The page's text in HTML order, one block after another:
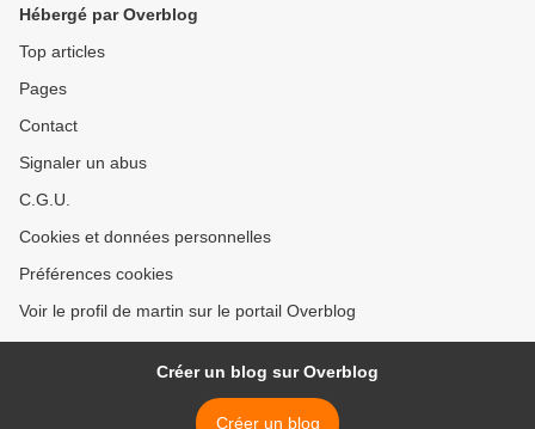
Hébergé par Overblog
Top articles
Pages
Contact
Signaler un abus
C.G.U.
Cookies et données personnelles
Préférences cookies
Voir le profil de martin sur le portail Overblog
Créer un blog sur Overblog
Créer un blog